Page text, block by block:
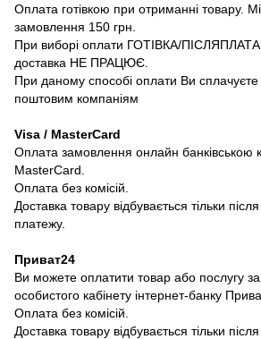
Оплата готівкою при отриманні товару.
замовлення 150 грн.
При виборі оплати ГОТІВКА/ПІСЛЯПЛАТА
доставка НЕ ПРАЦЮЄ.
При даному способі оплати Ви сплачуєте
поштовим компаніям
Visa / MasterCard
Оплата замовлення онлайн банківською
MasterCard.
Оплата без комісій.
Доставка товару відбувається тільки
платежу.
Приват24
Ви можете оплатити товар або послугу
особистого кабінету інтернет-банку
Оплата без комісій.
Доставка товару відбувається тільки